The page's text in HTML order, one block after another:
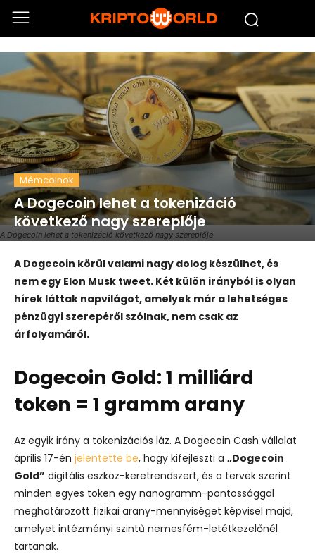
A Dogecoin lehet a tokenizáció következő nagy szereplője
Mémcoinok
A Dogecoin lehet a tokenizáció
következő nagy szereplője
A Dogecoin körül valami nagy dolog készülhet, és
nem egy Elon Musk tweet. Két külön irányból is olyan
hírek láttak napvilágot, amelyek már a lehetséges
pénzügyi szerepéről szólnak, nem csak az
árfolyamáról.
Dogecoin Gold: 1 milliárd
token = 1 gramm arany
Az egyik irány a tokenizációs láz. A Dogecoin Cash vállalat
április 17-én jelentette be, hogy kifejleszti a „Dogecoin
Gold” digitális eszköz-keretrendszert, és a tervek szerint
minden egyes token egy nanogramm-pontossággal
meghatározott fizikai arany-mennyiséget képvisel majd,
amelyet intézményi szintű nemesfém-letétkezelőnél
tartanak.